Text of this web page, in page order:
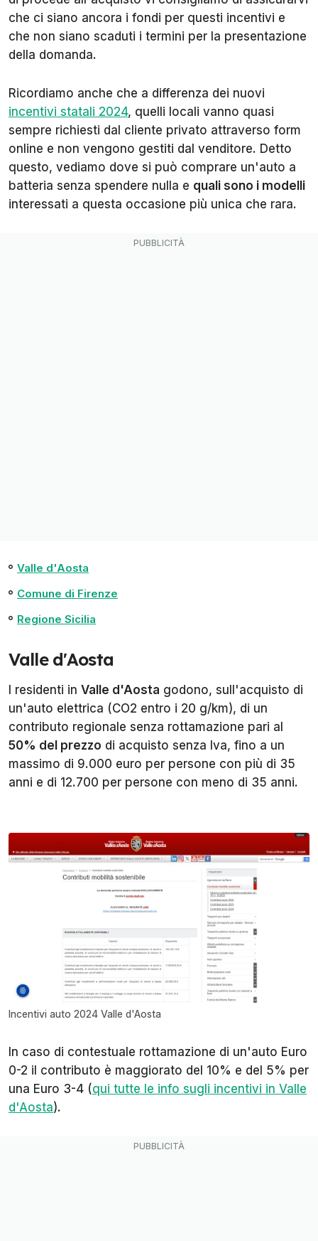
che ci siano ancora i fondi per questi incentivi e
che non siano scaduti i termini per la presentazione
della domanda.
Ricordiamo anche che a differenza dei nuovi
incentivi statali 2024, quelli locali vanno quasi
sempre richiesti dal cliente privato attraverso form
online e non vengono gestiti dal venditore. Detto
questo, vediamo dove si può comprare un'auto a
batteria senza spendere nulla e quali sono i modelli
interessati a questa occasione più unica che rara.
Valle d'Aosta
Comune di Firenze
Regione Sicilia
Valle d'Aosta
I residenti in Valle d'Aosta godono, sull'acquisto di
un'auto elettrica (CO2 entro i 20 g/km), di un
contributo regionale senza rottamazione pari al
50% del prezzo di acquisto senza Iva, fino a un
massimo di 9.000 euro per persone con più di 35
anni e di 12.700 per persone con meno di 35 anni.
Incentivi auto 2024 Valle d'Aosta
In caso di contestuale rottamazione di un'auto Euro
0-2 il contributo è maggiorato del 10% e del 5% per
una Euro 3-4 (qui tutte le info sugli incentivi in Valle
d'Aosta).